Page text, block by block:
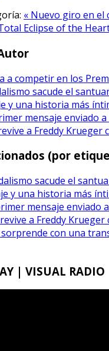
« Nuevo giro en el
Eclipse of the
a competir en los
sacude el
y una historia más
mensaje enviado
a Freddy Krueger
(por
sacude el
y una historia más
mensaje enviado
a Freddy Krueger
con una
| VISUAL RADIO